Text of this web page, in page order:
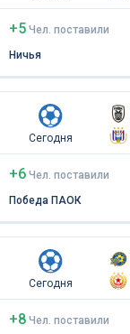
+5 Чел поставили
Ничья
Сегодня
+6 Чел поставили
Победа ПАОК
Сегодня
+8 Чел поставили